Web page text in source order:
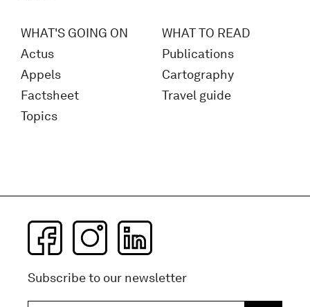
WHAT'S GOING ON
Actus
Appels
Factsheet
Topics
WHAT TO READ
Publications
Cartography
Travel guide
Subscribe to our newsletter